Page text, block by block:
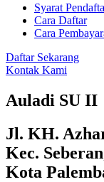
Syarat
Cara Daftar
Cara
Daftar Sekarang
Kontak Kami
Auladi SU II
Jl. KH.
Kec.
Kota